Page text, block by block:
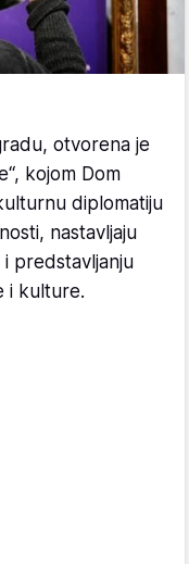
otvorena je
kojom Dom
diplomatiju
nastavljaju
predstavljanju
i kulture.